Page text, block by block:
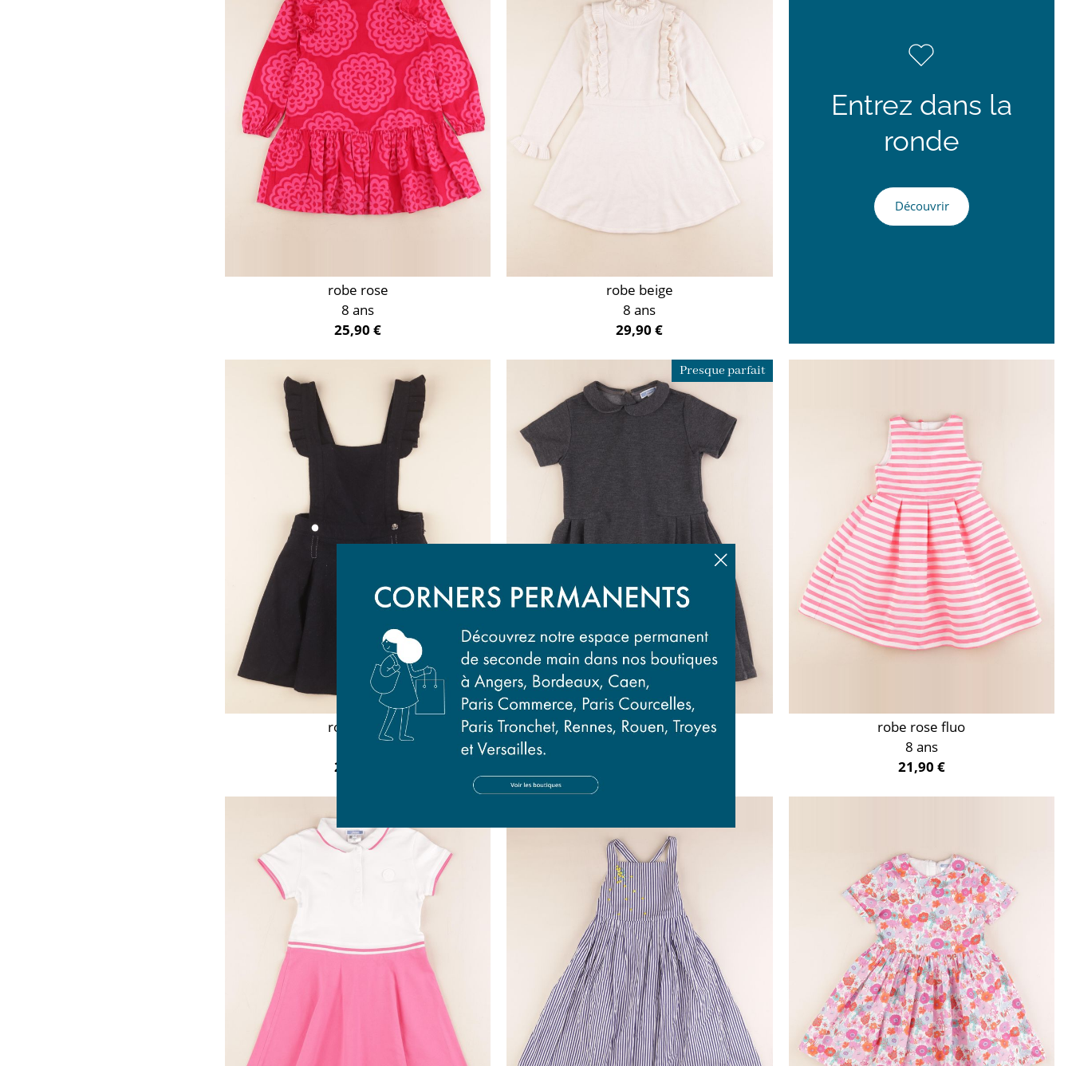
robe rose
8 ans
25,90 €
robe beige
8 ans
29,90 €
robe bleu
25,90 €
Presque parfait
robe gris
robe rose fluo
8 ans
21,90 €
Entrez dans la
ronde
Découvrir